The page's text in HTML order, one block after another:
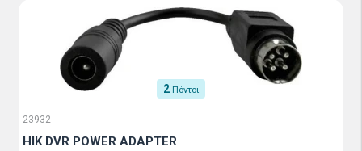
2 Πόντοι
23932
HIK DVR POWER ADAPTER